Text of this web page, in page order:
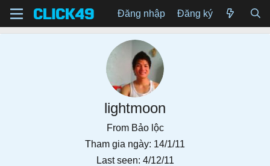
Đăng nhập Đăng ký
lightmoon
From Bảo lộc
Tham gia ngày 14/1/11
Last seen 4/12/11